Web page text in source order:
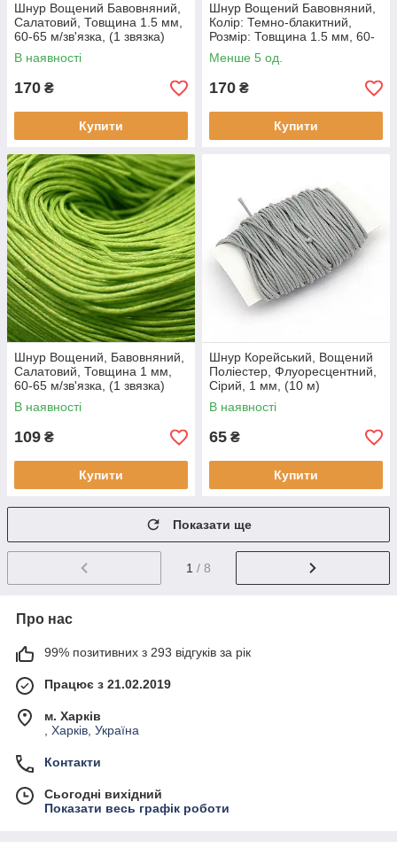
Шнур Вощений Бавовняний,
Салатовий, Товщина 1.5 мм,
60-65 м/зв'язка, (1 звязка)
В наявності
170 ₴
Купити
Шнур Вощений Бавовняний,
Колір: Темно-блакитний,
Розмір: Товщина 1.5 мм, 60-
65 м/зв'язка, (1 звязка)
Менше 5 од.
170 ₴
Купити
Шнур Вощений, Бавовняний,
Салатовий, Товщина 1 мм,
60-65 м/зв'язка, (1 звязка)
В наявності
109 ₴
Купити
Шнур Корейський, Вощений
Поліестер, Флуоресцентний,
Сірий, 1 мм, (10 м)
В наявності
65 ₴
Купити
Показати ще
1 / 8
Про нас
99% позитивних з 293 відгуків за рік
Працює з 21.02.2019
м. Харків
, Харків, Україна
Контакти
Сьогодні вихідний
Показати весь графік роботи